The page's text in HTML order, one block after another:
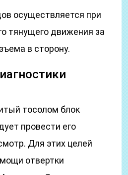
осуществляется при
тянущего движения за
в сторону.
тосолом блок
провести его
Для этих целей
отвертки